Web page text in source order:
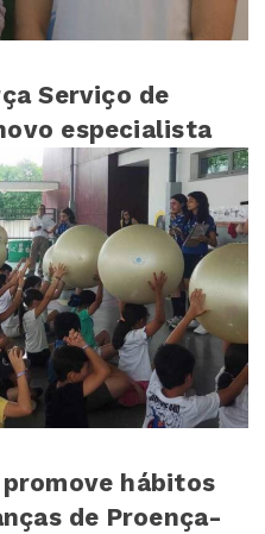
Serviço de
especialista
promove hábitos
de Proença-